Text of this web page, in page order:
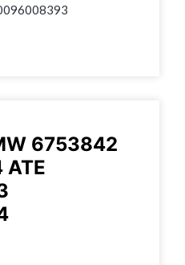
6753842